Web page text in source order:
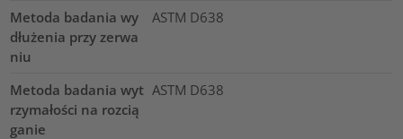
Metoda badania wy
dłużenia przy zerwa
niu
ASTM D638
Metoda badania wyt
rzymałości na rozcią
ganie
ASTM D638